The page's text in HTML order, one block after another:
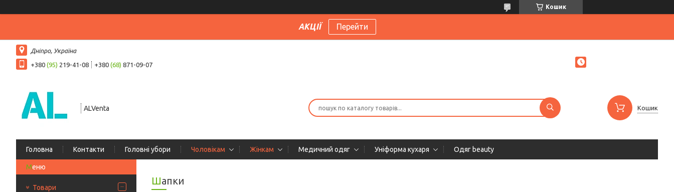
Кошик
АКЦІЇ Перейти
Дніпро, Україна
+380 (95) 219-41-08 +380 (68) 871-09-07
ALVenta Кошик
Головна Контакти Головні убори Чоловікам Жінкам Медичний одяг Уніформа кухаря Одяг beauty
Товари
Шапки